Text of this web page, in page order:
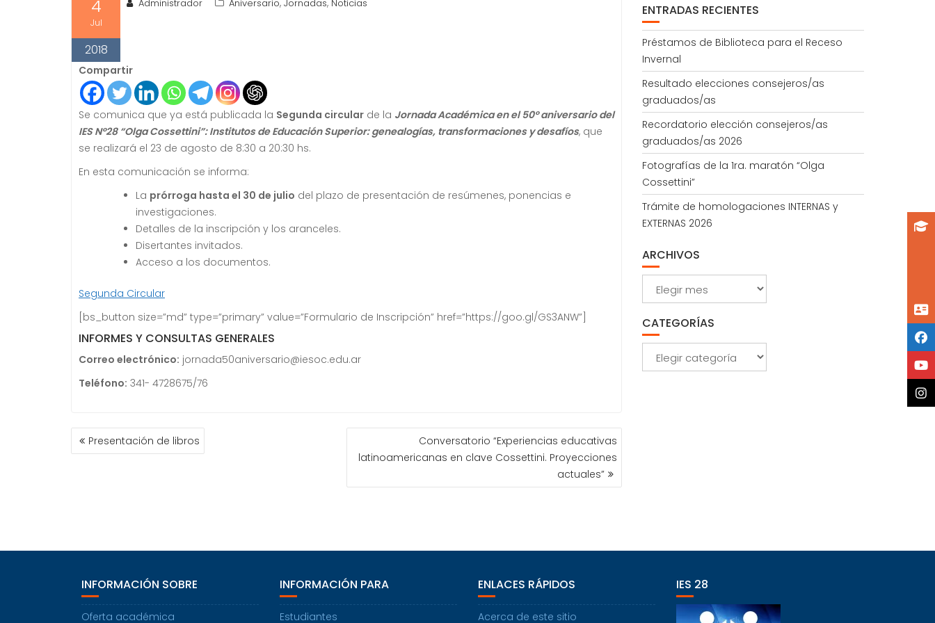
4
Jul
2018
Administrador Aniversario, Jornadas, Noticias
Compartir
Se comunica que ya está publicada la Segunda circular de la Jornada Académica en el 50º aniversario del
IES Nº28 “Olga Cossettini”: Institutos de Educación Superior: genealogías, transformaciones y desafíos, que
se realizará el 23 de agosto de 8:30 a 20:30 hs.
En esta comunicación se informa:
La prórroga hasta el 30 de julio del plazo de presentación de resúmenes, ponencias e
investigaciones.
Detalles de la inscripción y los aranceles.
Disertantes invitados.
Acceso a los documentos.
Segunda Circular
[bs_button size=”md” type=”primary” value=”Formulario de Inscripción” href=”https://goo.gl/GS3ANW”]
INFORMES Y CONSULTAS GENERALES
Correo electrónico: jornada50aniversario@iesoc.edu.ar
Teléfono: 341- 4728675/76
NAVEGACIÓN
DEPresentación de libros
Conversatorio “Experiencias educativas
latinoamericanas en clave Cossettini. Proyecciones
actuales”
ENTRADAS RECIENTES
Préstamos de Biblioteca para el Receso
Invernal
Resultado elecciones consejeros/as
graduados/as
Recordatorio elección consejeros/as
graduados/as 2026
Fotografías de la 1ra. maratón “Olga
Cossettini”
Trámite de homologaciones INTERNAS y
EXTERNAS 2026
ARCHIVOS
Archivos
CATEGORÍAS
Categorías
INFORMACIÓN SOBRE
Oferta académica
INFORMACIÓN PARA
Estudiantes
ENLACES RÁPIDOS
Acerca de este sitio
IES 28